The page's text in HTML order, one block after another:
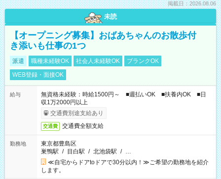
掲載日：2026.08.06
未読
【オープニング募集】おばあちゃんのお散歩付
き添いも仕事の1つ
派遣 職種未経験OK 社会人未経験OK
ブランクOK
WEB登録・面接OK
給与
無資格未経験：時給1500円～ ■週払いOK ■扶養内OK ■日
収1万2000円以上
交通費別途支給あり
交通費 交通費全額支給
勤務地
東京都豊島区
巣鴨駅 / 目白駅 / 北池袋駅 / …
≪自宅からドアtoドアで30分以内！≫ご希望の勤務地を紹介
します。